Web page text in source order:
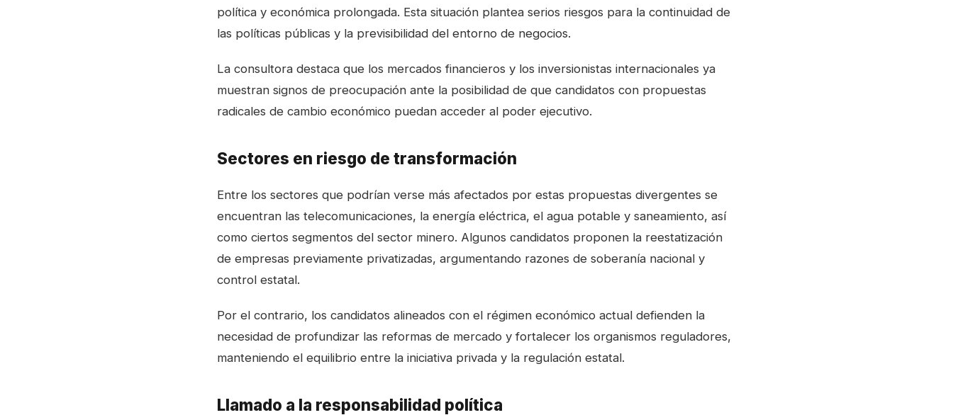
política y económica prolongada. Esta situación plantea serios riesgos para la continuidad de
las políticas públicas y la previsibilidad del entorno de negocios.
La consultora destaca que los mercados financieros y los inversionistas internacionales ya
muestran signos de preocupación ante la posibilidad de que candidatos con propuestas
radicales de cambio económico puedan acceder al poder ejecutivo.
Sectores en riesgo de transformación
Entre los sectores que podrían verse más afectados por estas propuestas divergentes se
encuentran las telecomunicaciones, la energía eléctrica, el agua potable y saneamiento, así
como ciertos segmentos del sector minero. Algunos candidatos proponen la reestatización
de empresas previamente privatizadas, argumentando razones de soberanía nacional y
control estatal.
Por el contrario, los candidatos alineados con el régimen económico actual defienden la
necesidad de profundizar las reformas de mercado y fortalecer los organismos reguladores,
manteniendo el equilibrio entre la iniciativa privada y la regulación estatal.
Llamado a la responsabilidad política